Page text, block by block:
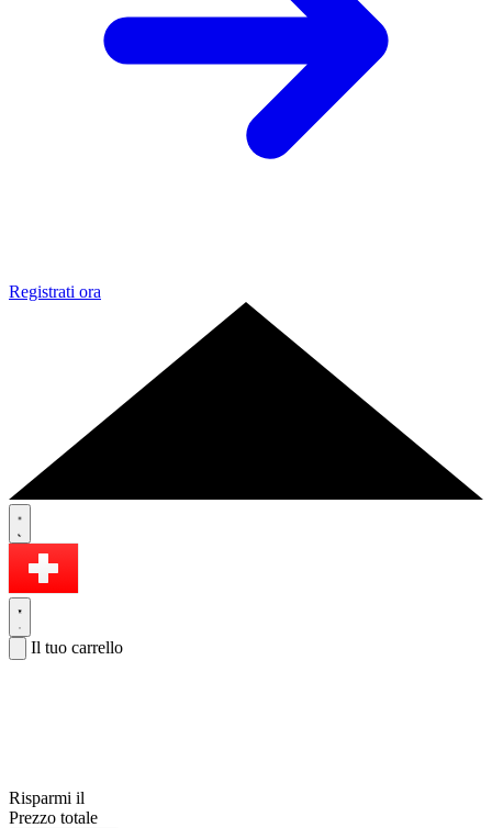
Registrati ora
Il tuo carrello
Risparmi il
Prezzo totale